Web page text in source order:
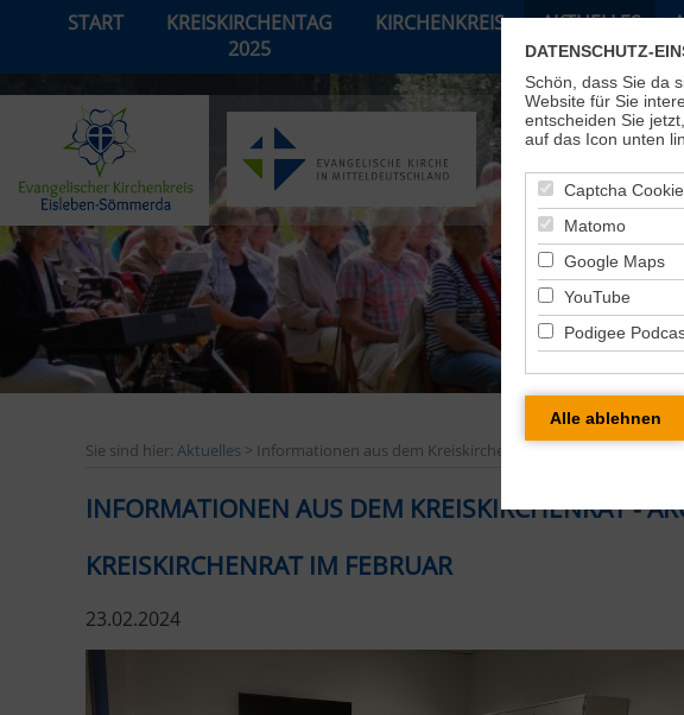
START
KREISKIRCHENTAG
2025
KIRCHENKREIS AKTUELLES
Sie sind hier: Aktuelles > Informationen aus dem Kreiskirchenrat
INFORMATIONEN AUS DEM KREISKIRCHENRAT -
KREISKIRCHENRAT IM FEBRUAR
23.02.2024
DATENSCHUTZ-
Schön, dass Sie da
Website für Sie
entscheiden Sie
auf das Icon unten
Captcha Cookie
Matomo
Google Maps
YouTube
Podigee